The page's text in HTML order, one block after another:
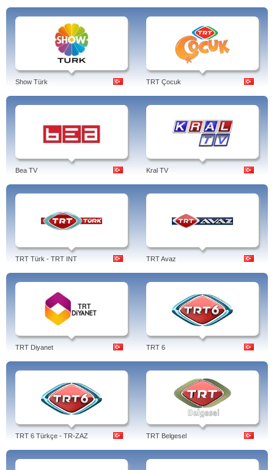
Show Türk TRT Çocuk
Bea TV Kral TV
TRT Türk - TRT INT TRT Avaz
TRT Diyanet TRT 6
TRT 6 Türkçe - TR-ZAZ TRT Belgesel